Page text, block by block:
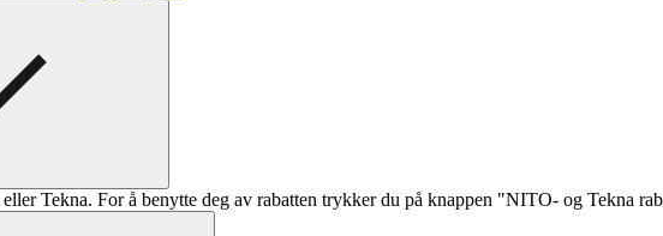
Tekna. For å benytte deg av rabatten trykker du på knappen "NITO- og Tekna